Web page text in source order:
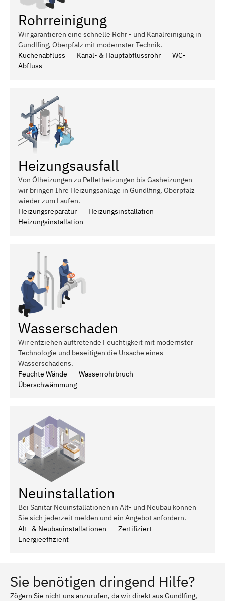
Rohrreinigung
Wir garantieren eine schnelle Rohr - und Kanalreinigung in
Gundlfing, Oberpfalz mit modernster Technik.
Küchenabfluss
Kanal- & Hauptabflussrohr
WC-
Abfluss
Heizungsausfall
Von Ölheizungen zu Pelletheizungen bis Gasheizungen -
wir bringen Ihre Heizungsanlage in Gundlfing, Oberpfalz
wieder zum Laufen.
Heizungsreparatur
Heizungsinstallation
Heizungsinstallation
Wasserschaden
Wir entziehen auftretende Feuchtigkeit mit modernster
Technologie und beseitigen die Ursache eines
Wasserschadens.
Feuchte Wände
Wasserrohrbruch
Überschwämmung
Neuinstallation
Bei Sanitär Neuinstallationen in Alt- und Neubau können
Sie sich jederzeit melden und ein Angebot anfordern.
Alt- & Neubauinstallationen
Zertifiziert
Energieeffizient
Sie benötigen dringend Hilfe?
Zögern Sie nicht uns anzurufen, da wir direkt aus Gundlfing,